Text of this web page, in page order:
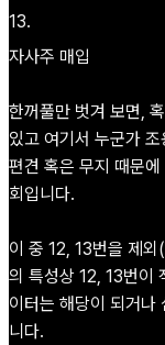
13.
자사주 매입
한꺼풀만 벗겨 보면,
있고 여기서 누군가
편견 혹은 무지 때문
회입니다.
이 중 12, 13번을 제외
의 특성상 12, 13번이
이터는 해당이 되거나
니다.